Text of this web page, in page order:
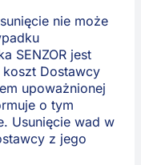
nie może
SENZOR jest
koszt Dostawcy
upoważnionej
o tym
Usunięcie wad w
z jego